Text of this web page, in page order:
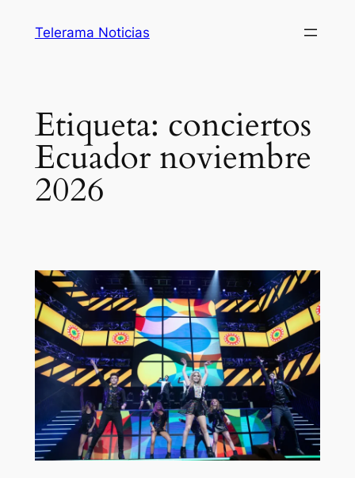
Telerama Noticias
Etiqueta: conciertos
Ecuador noviembre
2026